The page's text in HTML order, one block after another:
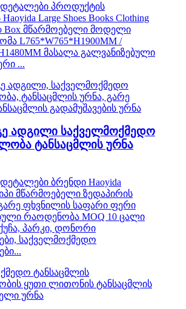
პროდუქტის
Large Shoes Books Clothing
Box მწარმოებელი მოდელი
L765*W765*H1900MM /
მასალა გალვანიზებული
...
ადგილი საქველმოქმედო
ტანსაცმლის ურნა
ბრენდი Haoyida
მწარმოებელი ზედაპირის
გარე ფხვნილის საფარი ფერი
რაოდენობა MOQ 10 ცალი
პარკი, დონორი
საქველმოქმედო